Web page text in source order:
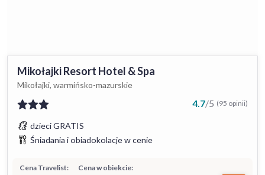
Mikołajki Resort Hotel & Spa
Mikołajki, warmińsko-mazurskie
4.7/5 (95 opinii)
dzieci GRATIS
Śniadania i obiadokolacje w cenie
Cena w obiekcie:
Cena Travelist: